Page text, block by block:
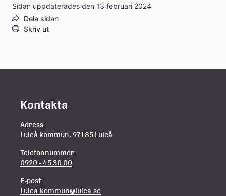
Sidan uppdaterades den 13 februari 2024
Dela sidan
Skriv ut
Kontakta
Adress:
Luleå kommun, 971 85 Luleå
Telefonnummer:
0920 - 45 30 00
E-post:
Lulea.kommun@lulea.se